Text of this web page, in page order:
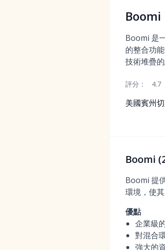
Boomi
Boomi 是
的整合功
技術堆疊的
評分： 4.7
美國賓州
Boomi
Boomi 提
環境，使
優點
企業級
對混合
強大的